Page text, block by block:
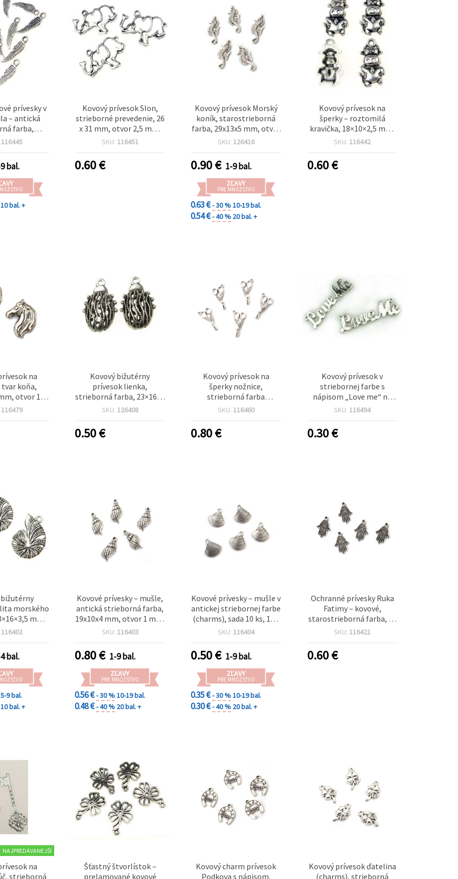
prívesky v
– antická
farba,
otvor 1
anjelskej a
116445
bal.
10 bal. +
Kovový prívesok Slon,
strieborné prevedenie, 26
x 31 mm, otvor 2,5 mm,
balenie 5 ks, bižutérny
vyrábané šperky
SKU: 116451
0.60€
Kovový prívesok Morský
koník, starostrieborná
farba, 29x13x5 mm, otvor
2 mm – 10 ks
SKU: 126416
0.90€ 1-9 bal.
ZĽAVY
PRE MNOŽSTVO
0.63 €- 30 %10-19 bal.
0.54 €- 40 % 20 bal. +
Kovový prívesok na
šperky – roztomilá
kravička, 18×10×2,5 mm,
otvor 1,5 mm, antická
SKU: 116442
0.60€
na
tvar koňa,
otvor 1
farba – 2
116479
Kovový bižutérny
prívesok lienka,
strieborná farba, 23×16×8
mm, otvor 2 mm
SKU: 126408
0.50€
Kovový prívesok na
šperky nožnice,
strieborná farba
14x27x3,5 mm, otvor 1,5
SKU: 116460
0.80€
Kovový prívesok v
striebornej farbe s
nápisom „Love me“ na
šperky a tvorenie,
SKU: 116494
0.30€
morského
mm,
antická
116402
bal.
5-9 bal.
10 bal. +
Kovové prívesky – mušle,
antická strieborná farba,
19x10x4 mm, otvor 1 mm,
sada 10 ks, na
SKU: 116403
0.80€ 1-9 bal.
ZĽAVY
PRE MNOŽSTVO
0.56 €- 30 %10-19 bal.
0.48 €- 40 % 20 bal. +
Kovové prívesky – mušle v
antickej striebornej farbe
(charms), sada 10 ks, 15 x
13 x 2 mm, otvor 1,5 mm,
výrobu šperkov a
kreatívne tvorenie
SKU: 116404
0.50€ 1-9 bal.
ZĽAVY
PRE MNOŽSTVO
0.35 €- 30 %10-19 bal.
0.30 €- 40 % 20 bal. +
Ochranné prívesky Ruka
Fatimy – kovové,
starostrieborná farba, 19
x 13 x 2 mm, otvor 2 mm –
spirituálnu DIY bižutériu
SKU: 116421
0.60€
NAJPREDÁVANEJŠÍ
na
strieborná
Šťastný štvorlístok –
prelamované kovové
Kovový charm prívesok
Podkova s nápisom,
Kovový prívesok ďatelina
(charms), strieborná